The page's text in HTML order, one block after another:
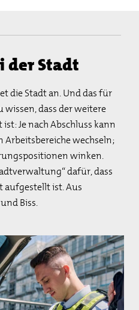
der Stadt
die Stadt an. Und das für
wissen, dass der weitere
Je nach Abschluss kann
Arbeitsbereiche wechseln;
winken.
dafür, dass
ist. Aus
Biss.